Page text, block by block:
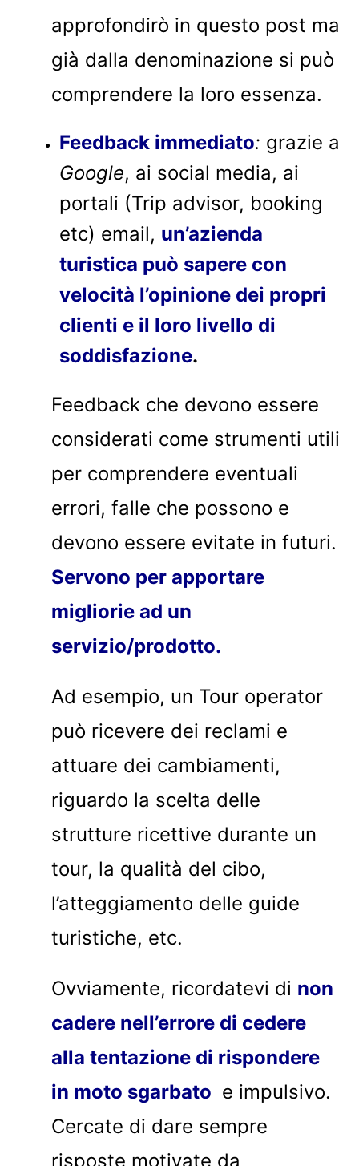
approfondirò in questo post ma
già dalla denominazione si può
comprendere la loro essenza.
Feedback immediato: grazie a
Google, ai social media, ai
portali (Trip advisor, booking
etc) email, un’azienda
turistica può sapere con
velocità l’opinione dei propri
clienti e il loro livello di
soddisfazione.
Feedback che devono essere
considerati come strumenti utili
per comprendere eventuali
errori, falle che possono e
devono essere evitate in futuri.
Servono per apportare
migliorie ad un
servizio/prodotto.
Ad esempio, un Tour operator
può ricevere dei reclami e
attuare dei cambiamenti,
riguardo la scelta delle
strutture ricettive durante un
tour, la qualità del cibo,
l’atteggiamento delle guide
turistiche, etc.
Ovviamente, ricordatevi di non
cadere nell’errore di cedere
alla tentazione di rispondere
in moto sgarbato e impulsivo.
Cercate di dare sempre
risposte motivate da